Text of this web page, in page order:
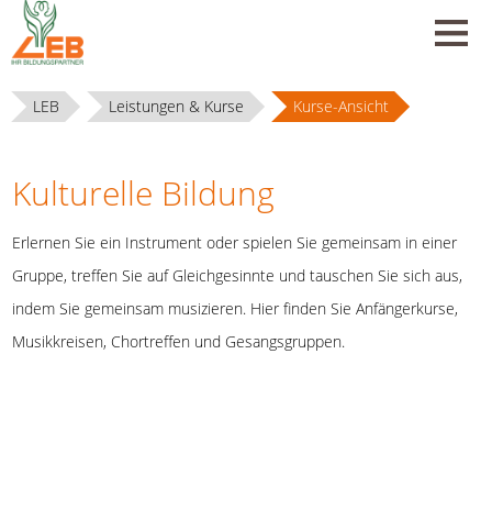
LEB Leistungen & Kurse Kurse-Ansicht
Kulturelle Bildung
Erlernen Sie ein Instrument oder spielen Sie gemeinsam in einer
Gruppe, treffen Sie auf Gleichgesinnte und tauschen Sie sich aus,
indem Sie gemeinsam musizieren. Hier finden Sie Anfängerkurse,
Musikkreisen, Chortreffen und Gesangsgruppen.